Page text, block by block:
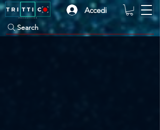
Accedi
Search